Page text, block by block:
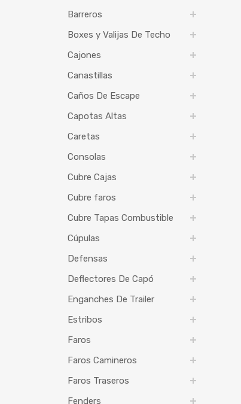
Barreros
Boxes y Valijas De Techo
Cajones
Canastillas
Caños De Escape
Capotas Altas
Caretas
Consolas
Cubre Cajas
Cubre faros
Cubre Tapas Combustible
Cúpulas
Defensas
Deflectores De Capó
Enganches De Trailer
Estribos
Faros
Faros Camineros
Faros Traseros
Fenders